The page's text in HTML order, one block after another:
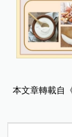
本文章轉載自